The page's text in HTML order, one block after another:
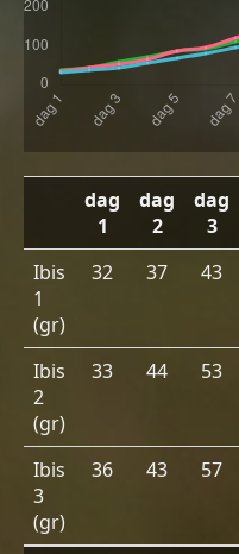
dag
1
dag
2
dag
3
Ibis
1
(gr)
32 37 43
Ibis
2
(gr)
33 44 53
Ibis
3
(gr)
36 43 57